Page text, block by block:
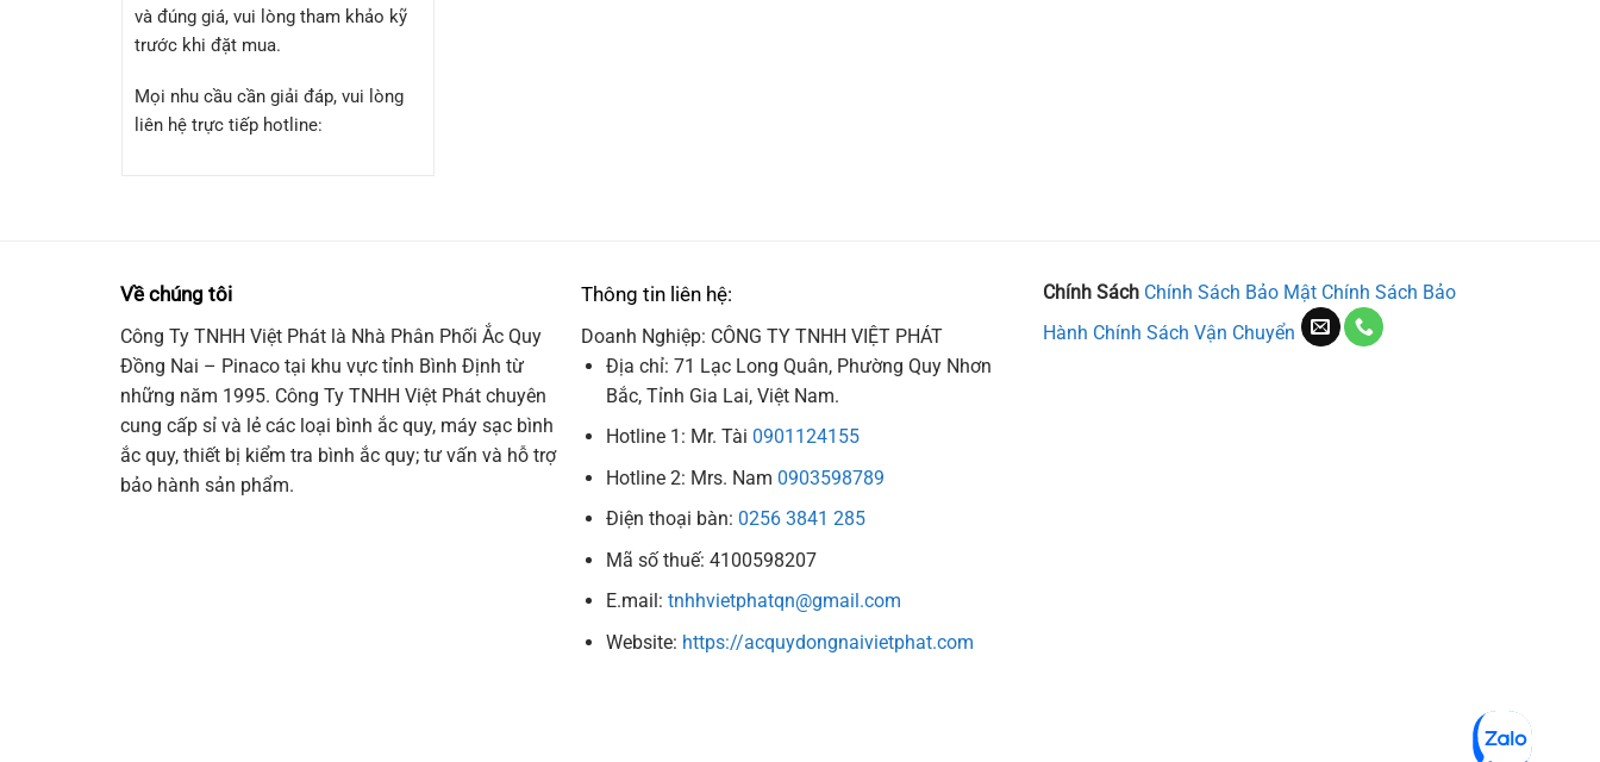
và đúng giá, vui lòng tham khảo kỹ
trước khi đặt mua.
Mọi nhu cầu cần giải đáp, vui lòng
liên hệ trực tiếp hotline:
Về chúng tôi
Công Ty TNHH Việt Phát là Nhà Phân Phối Ắc Quy
Đồng Nai – Pinaco tại khu vực tỉnh Bình Định từ
những năm 1995. Công Ty TNHH Việt Phát chuyên
cung cấp sỉ và lẻ các loại bình ắc quy, máy sạc bình
ắc quy, thiết bị kiểm tra bình ắc quy; tư vấn và hỗ trợ
bảo hành sản phẩm.
Thông tin liên hệ:
Doanh Nghiệp: CÔNG TY TNHH VIỆT PHÁT
Địa chỉ: 71 Lạc Long Quân, Phường Quy Nhơn
Bắc, Tỉnh Gia Lai, Việt Nam.
Hotline 1: Mr. Tài 0901124155
Hotline 2: Mrs. Nam 0903598789
Điện thoại bàn: 0256 3841 285
Mã số thuế: 4100598207
E.mail: tnhhvietphatqn@gmail.com
Website: https://acquydongnaivietphat.com
Chính Sách Chính Sách Bảo Mật Chính Sách Bảo
Hành Chính Sách Vận Chuyển